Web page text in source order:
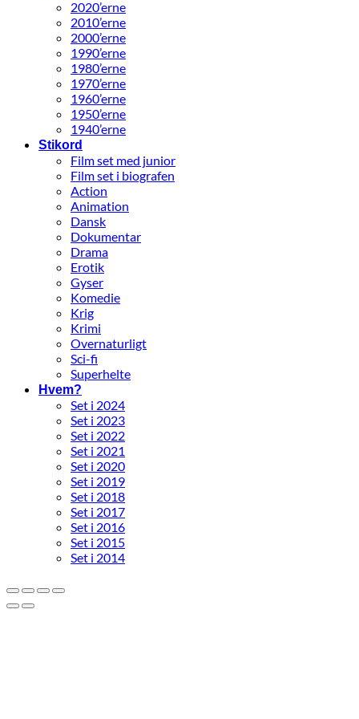
2020’erne
2010’erne
2000’erne
1990’erne
1980’erne
1970’erne
1960’erne
1950’erne
1940’erne
Stikord
Film set med junior
Film set i biografen
Action
Animation
Dansk
Dokumentar
Drama
Erotik
Gyser
Komedie
Krig
Krimi
Overnaturligt
Sci-fi
Superhelte
Hvem?
Set i 2024
Set i 2023
Set i 2022
Set i 2021
Set i 2020
Set i 2019
Set i 2018
Set i 2017
Set i 2016
Set i 2015
Set i 2014